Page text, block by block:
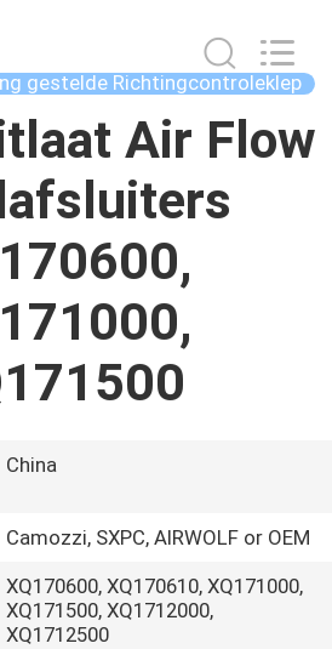
gestelde Richtingcontroleklep
Air Flow
China
Camozzi, SXPC, AIRWOLF or OEM
XQ170600, XQ170610, XQ171000,
XQ171500, XQ1712000,
XQ1712500